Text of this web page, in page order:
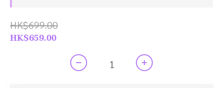
HK$699.00
HK$659.00